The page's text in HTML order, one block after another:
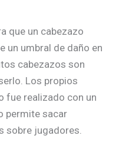
que un cabezazo
un umbral de daño en
cabezazos son
Los propios
fue realizado con un
permite sacar
sobre jugadores.